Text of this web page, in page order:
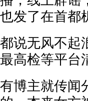
也发了在首都
都说无风不起
最高检等平台
有博主就传闻